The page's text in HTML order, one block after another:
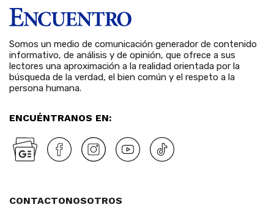
Somos un medio de comunicación generador de contenido
informativo, de análisis y de opinión, que ofrece a sus
lectores una aproximación a la realidad orientada por la
búsqueda de la verdad, el bien común y el respeto a la
persona humana.
ENCUÉNTRANOS EN:
CONTACTONOSOTROS